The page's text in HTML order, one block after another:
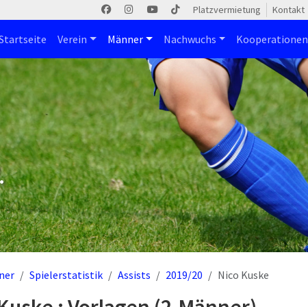
Platzvermietung Kontakt
Verein Männer Nachwuchs Kooperationen
Spielerstatistik Assists 2019/20 Nico Kuske